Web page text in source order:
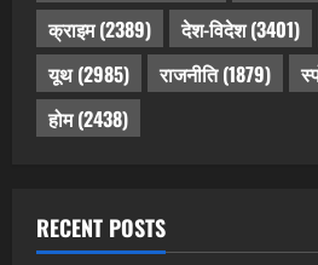
क्राइम(2389) देश-विदेश(3401)
यूथ(2985) राजनीति(1879)
होम(2438)
RECENT POSTS